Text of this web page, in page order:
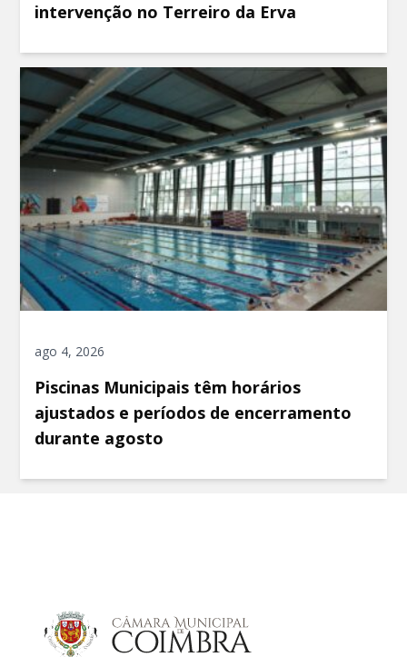
intervenção no Terreiro da Erva
ago 4, 2026
Piscinas Municipais têm horários
ajustados e períodos de encerramento
durante agosto